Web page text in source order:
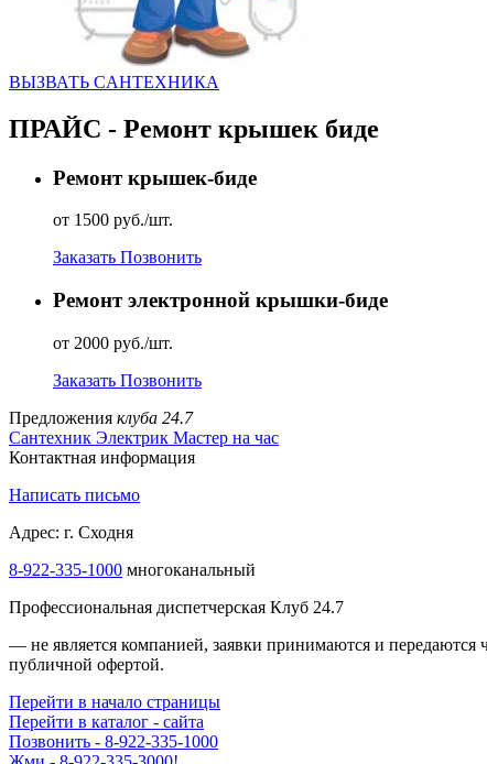
ВЫЗВАТЬ CАНТЕХНИКА
ПРАЙС - Ремонт крышек биде
Ремонт крышек-биде
от 1500 руб./шт.
Заказать Позвонить
Ремонт электронной крышки-биде
от 2000 руб./шт.
Заказать Позвонить
Предложения клуба 24.7
Сантехник Электрик Мастер на час
Контактная информация
Написать письмо
Адрес: г. Сходня
8-922-335-1000 многоканальный
Профессиональная диспетчерская Клуб 24.7
— не является компанией, заявки принимаются и
публичной офертой.
Перейти в начало страницы
Перейти в каталог - сайта
Позвонить - 8-922-335-1000